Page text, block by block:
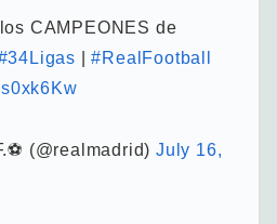
CAMPEONES de
|#RealFootball
(@realmadrid) July 16,